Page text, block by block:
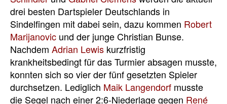
drei besten Dartspieler Deutschlands in
Sindelfingen mit dabei sein, dazu kommen Robert
Marijanovic und der junge Christian Bunse.
Nachdem Adrian Lewis kurzfristig
krankheitsbedingt für das Turmier absagen musste,
konnten sich so vier der fünf gesetzten Spieler
durchsetzen. Lediglich Maik Langendorf musste
die Segel nach einer 2:6-Niederlage gegen René